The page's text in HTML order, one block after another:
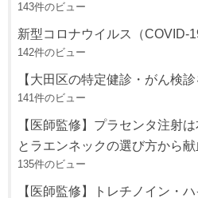
143件のビュー
新型コロナウイルス（COVID-
142件のビュー
【大田区の特定健診・がん検
141件のビュー
【医師監修】プラセンタ注射
とラエンネックの選び方から
135件のビュー
【医師監修】トレチノイン・